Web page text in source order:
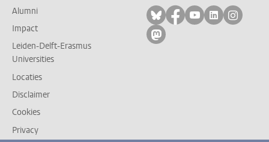
Alumni
Impact
Leiden-Delft-Erasmus
Universities
Locaties
Disclaimer
Cookies
Privacy
Volg ons op bluesky
Volg ons op
Volg ons op
Volg ons
Volg
Volg ons op mastodon